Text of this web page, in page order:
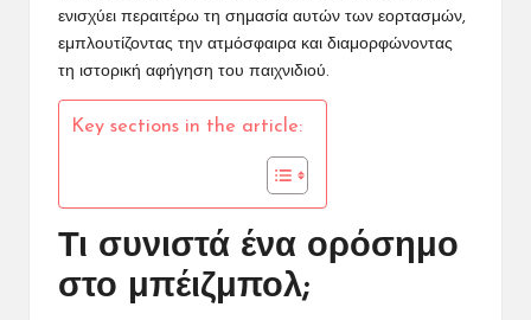
ενισχύει περαιτέρω τη σημασία αυτών των εορτασμών,
εμπλουτίζοντας την ατμόσφαιρα και διαμορφώνοντας
τη ιστορική αφήγηση του παιχνιδιού.
Key sections in the article:
Τι συνιστά ένα ορόσημο
στο μπέιζμπολ;